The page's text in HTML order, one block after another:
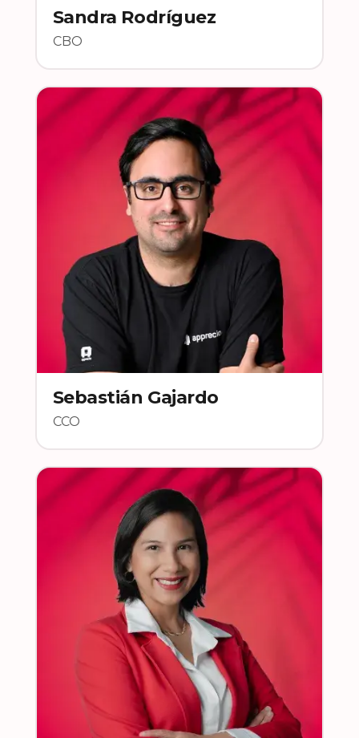
Sandra Rodríguez
CBO
Sebastián Gajardo
CCO